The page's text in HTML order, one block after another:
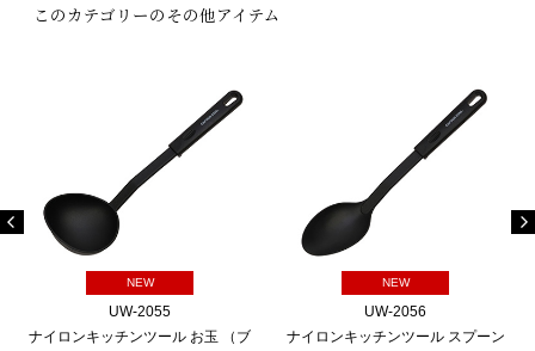
このカテゴリーのその他アイテム
NEW
UW-2055
ナイロンキッチンツール お玉 （ブ
NEW
UW-2056
ナイロンキッチンツール スプーン